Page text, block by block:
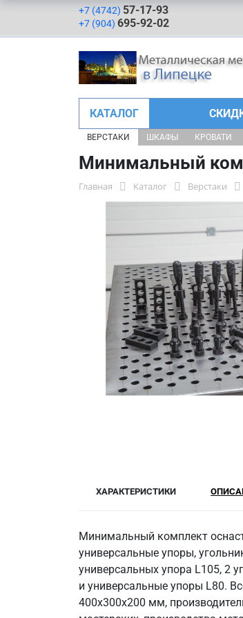
+7 (4742) 57-17-93
+7 (904) 695-92-02
КАТАЛОГ
ВЕРСТАКИ ШКАФЫ КРОВАТИ
Минимальный
Главная Каталог Верстаки
ХАРАКТЕРИСТИКИ
Минимальный комплект
универсальные упоры,
универсальных упора L105, 2
и универсальные упоры L80.
400х300х200 мм,